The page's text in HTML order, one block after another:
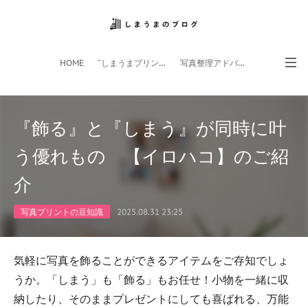
HOME ”しまうまプリント”サイト 写真整理アドバイザー
『飾る』と『しまう』が同時に叶
う優れもの 【イロハコ】のご紹
介
写真プリントの豆知識 2025.08.31 23:25
気軽に写真を飾ることができるアイテムをご存知でしょ
うか。「しまう」も「飾る」もお任せ！小物を一緒に収
納したり、そのままプレゼントにしても喜ばれる、万能